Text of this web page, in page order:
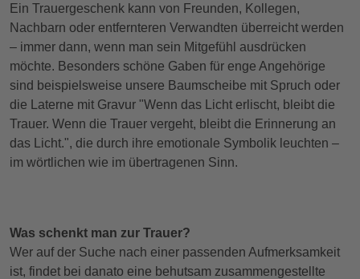
Ein Trauergeschenk kann von Freunden, Kollegen,
Nachbarn oder entfernteren Verwandten überreicht werden
– immer dann, wenn man sein Mitgefühl ausdrücken
möchte. Besonders schöne Gaben für enge Angehörige
sind beispielsweise unsere Baumscheibe mit Spruch oder
die Laterne mit Gravur "Wenn das Licht erlischt, bleibt die
Trauer. Wenn die Trauer vergeht, bleibt die Erinnerung an
das Licht.", die durch ihre emotionale Symbolik leuchten –
im wörtlichen wie im übertragenen Sinn.
Was schenkt man zur Trauer?
Wer auf der Suche nach einer passenden Aufmerksamkeit
ist, findet bei danato eine behutsam zusammengestellte